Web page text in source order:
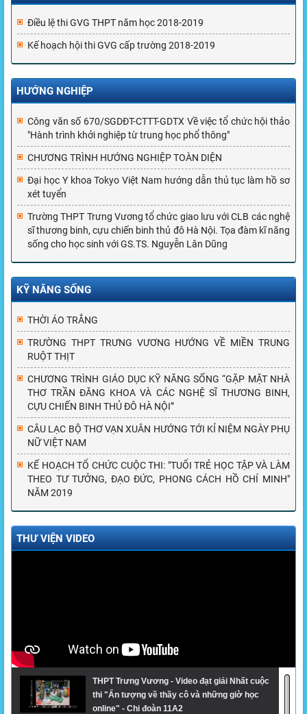
Điều lệ thi GVG THPT năm học 2018-2019
Kế hoạch hội thi GVG cấp trường 2018-2019
HƯỚNG NGHIỆP
Công văn số 670/SGDĐT-CTTT-GDTX Về việc tổ chức hội thảo
"Hành trình khởi nghiệp từ trung học phổ thông"
CHƯƠNG TRÌNH HƯỚNG NGHIỆP TOÀN DIỆN
Đại học Y khoa Tokyo Việt Nam hướng dẫn thủ tục làm hồ sơ
xét tuyển
Trường THPT Trưng Vương tổ chức giao lưu với CLB các nghệ
sĩ thương binh, cựu chiến binh thủ đô Hà Nội. Tọa đàm kĩ năng
sống cho học sinh với GS.TS. Nguyễn Lân Dũng
KỸ NĂNG SỐNG
THỜI ÁO TRẮNG
TRƯỜNG THPT TRƯNG VƯƠNG HƯỚNG VỀ MIỀN TRUNG
RUỘT THỊT
CHƯƠNG TRÌNH GIÁO DỤC KỸ NĂNG SỐNG “GẶP MẶT NHÀ
THƠ TRẦN ĐĂNG KHOA VÀ CÁC NGHỆ SĨ THƯƠNG BINH,
CỰU CHIẾN BINH THỦ ĐÔ HÀ NỘI”
CÂU LẠC BỘ THƠ VẠN XUÂN HƯỚNG TỚI KỈ NIỆM NGÀY PHỤ
NỮ VIỆT NAM
KẾ HOẠCH TỔ CHỨC CUỘC THI: "TUỔI TRẺ HỌC TẬP VÀ LÀM
THEO TƯ TƯỞNG, ĐẠO ĐỨC, PHONG CÁCH HỒ CHÍ MINH"
NĂM 2019
THƯ VIỆN VIDEO
THPT Trưng Vương - Video đạt giải Nhất cuộc
thi "Ấn tượng về thầy cô và những giờ học
online" - Chi đoàn 11A2